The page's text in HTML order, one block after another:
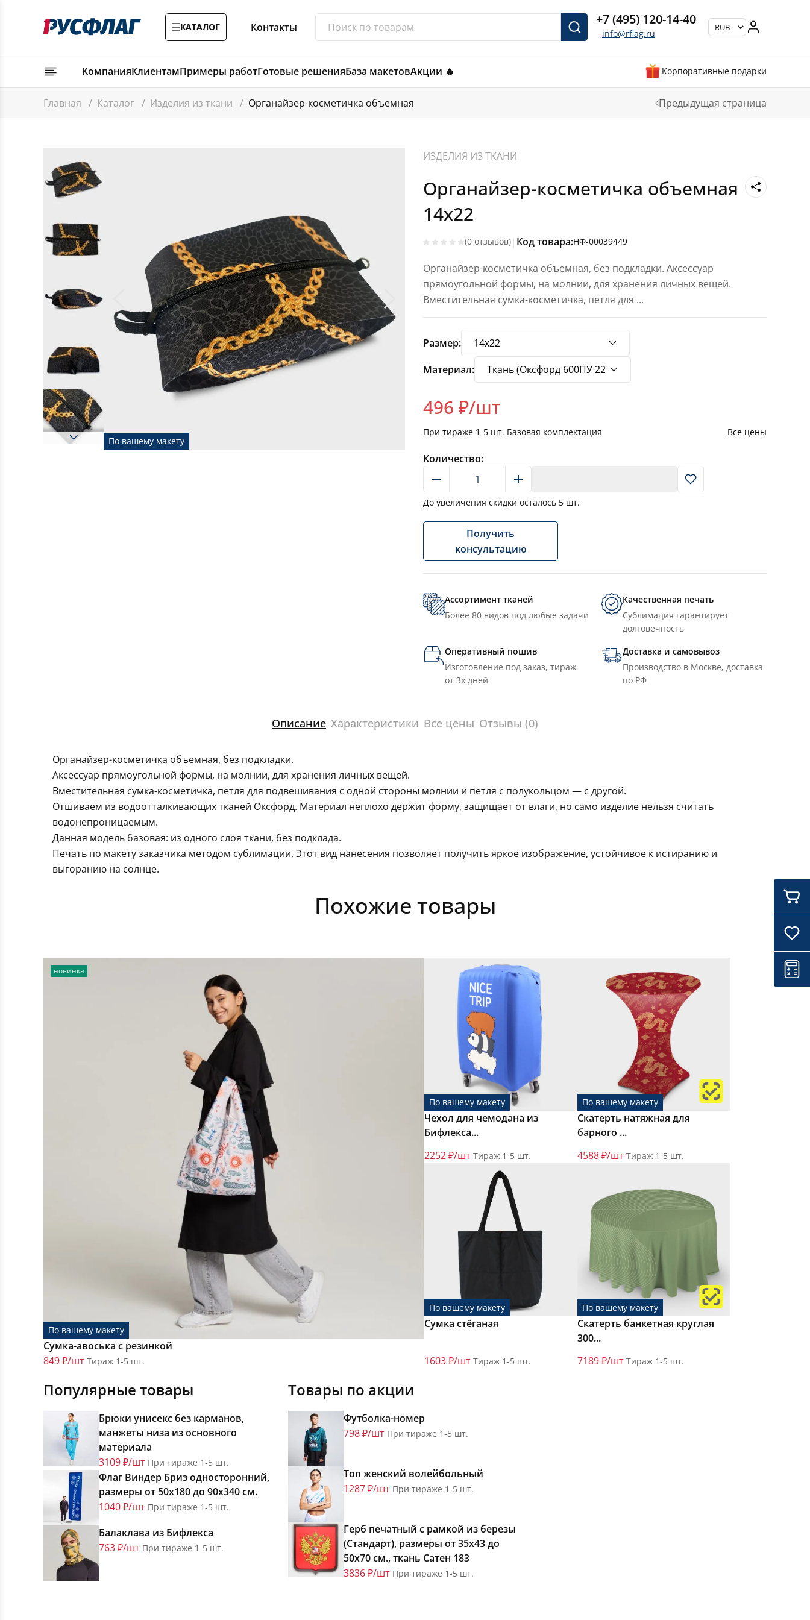
КАТАЛОГ Контакты +7 (495) 120-14-40
info@rflag.ru
КомпанияКлиентамПримеры работГотовые решенияБаза макетовАкции 🔥 Корпоративные подарки
Главная / Каталог / Изделия из ткани / Органайзер-косметичка объемная Предыдущая страница
По вашему макету
ИЗДЕЛИЯ ИЗ ТКАНИ
Органайзер-косметичка объемная
14х22
(0 отзывов) | Код товара:НФ-00039449
Органайзер-косметичка объемная, без подкладки. Аксессуар
прямоугольной формы, на молнии, для хранения личных вещей.
Вместительная сумка-косметичка, петля для ...
Размер:
Материал:
496 ₽/шт
При тираже 1-5 шт. Базовая комплектация Все цены
Количество:
До увеличения скидки осталось 5 шт.
Получить
консультацию
Ассортимент тканей
Более 80 видов под любые задачи
Качественная печать
Сублимация гарантирует
долговечность
Оперативный пошив
Изготовление под заказ, тираж
от 3х дней
Доставка и самовывоз
Производство в Москве, доставка
по РФ
Описание Характеристики Все цены Отзывы (0)
Органайзер-косметичка объемная, без подкладки.
Аксессуар прямоугольной формы, на молнии, для хранения личных вещей.
Вместительная сумка-косметичка, петля для подвешивания с одной стороны молнии и петля с полукольцом — с другой.
Отшиваем из водоотталкивающих тканей Оксфорд. Материал неплохо держит форму, защищает от влаги, но само изделие нельзя считать
водонепроницаемым.
Данная модель базовая: из одного слоя ткани, без подклада.
Печать по макету заказчика методом сублимации. Этот вид нанесения позволяет получить яркое изображение, устойчивое к истиранию и
выгоранию на солнце.
Похожие товары
новинка
По вашему макету
Сумка-авоська с резинкой
849 ₽/шт Тираж 1-5 шт.
По вашему макету
Чехол для чемодана из
Бифлекса...
2252 ₽/шт Тираж 1-5 шт.
По вашему макету
Скатерть натяжная для
барного ...
4588 ₽/шт Тираж 1-5 шт.
По вашему макету
Сумка стёганая
1603 ₽/шт Тираж 1-5 шт.
По вашему макету
Скатерть банкетная круглая
300...
7189 ₽/шт Тираж 1-5 шт.
Популярные товары
Брюки унисекс без карманов,
манжеты низа из основного
материала
3109 ₽/шт При тираже 1-5 шт.
Флаг Виндер Бриз односторонний,
размеры от 50х180 до 90х340 см.
1040 ₽/шт При тираже 1-5 шт.
Балаклава из Бифлекса
763 ₽/шт При тираже 1-5 шт.
Товары по акции
Футболка-номер
798 ₽/шт При тираже 1-5 шт.
Топ женский волейбольный
1287 ₽/шт При тираже 1-5 шт.
Герб печатный с рамкой из березы
(Стандарт), размеры от 35х43 до
50х70 см., ткань Сатен 183
3836 ₽/шт При тираже 1-5 шт.